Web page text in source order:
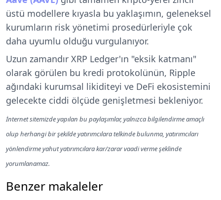
üstü modellere kıyasla bu yaklaşımın, geleneksel
kurumların risk yönetimi prosedürleriyle çok
daha uyumlu olduğu vurgulanıyor.
Uzun zamandır XRP Ledger'ın "eksik katmanı"
olarak görülen bu kredi protokolünün, Ripple
ağındaki kurumsal likiditeyi ve DeFi ekosistemini
gelecekte ciddi ölçüde genişletmesi bekleniyor.
İnternet sitemizde yapılan bu paylaşımlar, yalnızca bilgilendirme amaçlı
olup herhangi bir şekilde yatırımcılara telkinde bulunma, yatırımcıları
yönlendirme yahut yatırımcılara kar/zarar vaadi verme şeklinde
yorumlanamaz.
Benzer makaleler